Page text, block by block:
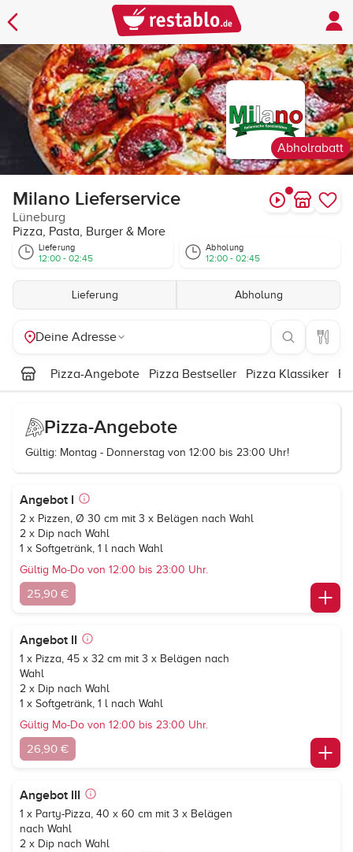
Abholrabatt
Milano Lieferservice
Lüneburg
Pizza, Pasta, Burger & More
Lieferung
12:00 - 02:45
Abholung
12:00 - 02:45
Lieferung Abholung
Deine Adresse
Pizza-Angebote Pizza Bestseller Pizza Klassiker
Pizza-Angebote
Gültig: Montag - Donnerstag von 12:00 bis 23:00 Uhr!
Angebot I
2 x Pizzen, Ø 30 cm mit 3 x Belägen nach Wahl
2 x Dip nach Wahl
1 x Softgetränk, 1 l nach Wahl
Gültig Mo-Do von 12:00 bis 23:00 Uhr.
25,90 €
Angebot II
1 x Pizza, 45 x 32 cm mit 3 x Belägen nach
Wahl
2 x Dip nach Wahl
1 x Softgetränk, 1 l nach Wahl
Gültig Mo-Do von 12:00 bis 23:00 Uhr.
26,90 €
Angebot III
1 x Party-Pizza, 40 x 60 cm mit 3 x Belägen
nach Wahl
2 x Dip nach Wahl